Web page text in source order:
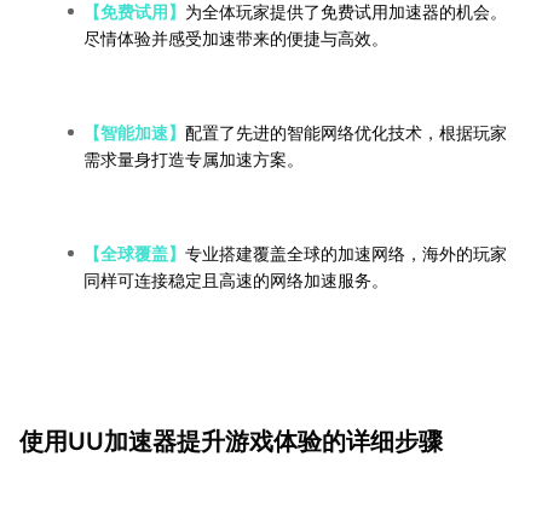
【免费试用】 为全体玩家提供了免费试用加速器的机会。
尽情体验并感受加速带来的便捷与高效。
【智能加速】 配置了先进的智能网络优化技术，根据玩家
需求量身打造专属加速方案。
【全球覆盖】 专业搭建覆盖全球的加速网络，海外的玩家
同样可连接稳定且高速的网络加速服务。
使用UU加速器提升游戏体验的详细步骤